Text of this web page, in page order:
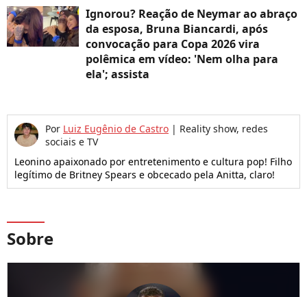
Ignorou? Reação de Neymar ao abraço
da esposa, Bruna Biancardi, após
convocação para Copa 2026 vira
polêmica em vídeo: 'Nem olha para
ela'; assista
Por Luiz Eugênio de Castro | Reality show, redes
sociais e TV
Leonino apaixonado por entretenimento e cultura pop! Filho
legítimo de Britney Spears e obcecado pela Anitta, claro!
Sobre